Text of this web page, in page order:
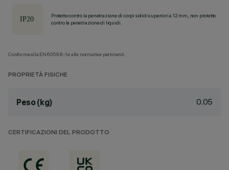
Protetto contro la penetrazione di corpi solidi superiori a 12 mm, non protetto
contro la penetrazione di liquidi.
Conforme alla EN60598-1 e alle normative pertinenti.
PROPRIETÀ FISICHE
Peso (kg) 0.05
CERTIFICAZIONI DEL PRODOTTO